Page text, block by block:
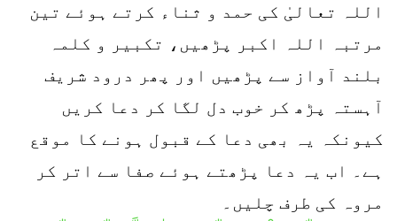
اللہ تعالیٰ کی حمد و ثناء کرتے ہوئے تین
مرتبہ اللہ اکبر پڑھیں، تکبیر و کلمہ
بلند آواز سے پڑھیں اور پھر درود شریف
آہستہ پڑھ کر خوب دل لگا کر دعا کریں
کیونکہ یہ بھی دعا کے قبول ہونے کا موقع
ہے۔ اب یہ دعا پڑھتے ہوئے صفا سے اتر کر
مروہ کی طرف چلیں۔